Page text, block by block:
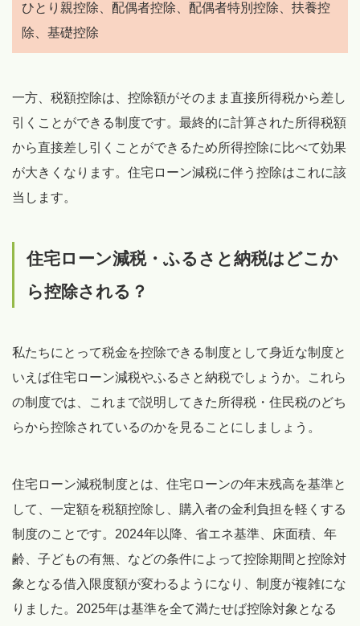
ひとり親控除、配偶者控除、配偶者特別控除、扶養控
除、基礎控除
一方、税額控除は、控除額がそのまま直接所得税から差し
引くことができる制度です。最終的に計算された所得税額
から直接差し引くことができるため所得控除に比べて効果
が大きくなります。住宅ローン減税に伴う控除はこれに該
当します。
住宅ローン減税・ふるさと納税はどこか
ら控除される？
私たちにとって税金を控除できる制度として身近な制度と
いえば住宅ローン減税やふるさと納税でしょうか。これら
の制度では、これまで説明してきた所得税・住民税のどち
らから控除されているのかを見ることにしましょう。
住宅ローン減税制度とは、住宅ローンの年末残高を基準と
して、一定額を税額控除し、購入者の金利負担を軽くする
制度のことです。2024年以降、省エネ基準、床面積、年
齢、子どもの有無、などの条件によって控除期間と控除対
象となる借入限度額が変わるようになり、制度が複雑にな
りました。2025年は基準を全て満たせば控除対象となる